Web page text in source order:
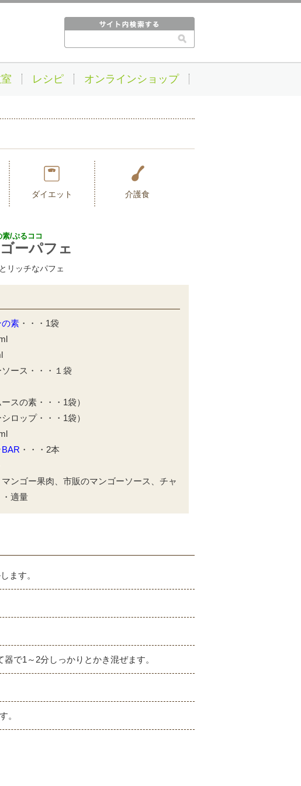
レシピ オンラインショップ
ダイエット 介護食
/ぷるココ
ーパフェ
リッチなパフェ
の素 ・・・1袋
ース・・・１袋
スの素・・・1袋）
ロップ・・・1袋）
・・・2本
ンゴー果肉、市販のマンゴーソース、チャ
適量
ます。
で1～2分しっかりとかき混ぜます。
。